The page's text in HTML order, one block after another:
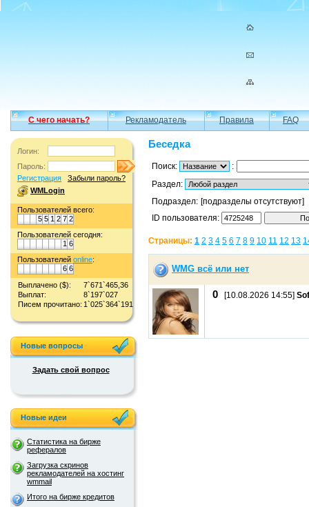
С чего начать? Рекламодатель Правила FAQ
Логин:
Пароль:
Регистрация
Забыли пароль?
WMLogin
Пользователей всего:
5 5 1 2 7 2
Пользователей сегодня:
1 6
Пользователей online:
6 6
Выплачено ($):
7`671`465,36
Выплат:
8`197`027
Писем прочитано: 1`025`364`191
Новые вопросы
Задать свой вопрос
Новые идеи
Статистика на бирже
рефералов
Загрузка скринов
рекламодателей на хостинг
wmmail
Итого на бирже кредитов
Беседка
Поиск:
:
Раздел:
Подраздел: [подразделы отсутствуют]
ID пользователя:
Страницы: 1 2 3 4 5 6 7 8 9 10 11 12 13
WMG всё или нет
0 [10.08.2026 14:55]